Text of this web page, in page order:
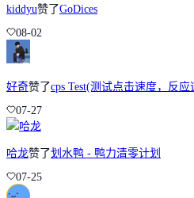
kiddyu赞了GoDices
08-02
好奇赞了cps Test(测试点击速度，反
07-27
哈龙赞了划水鸭 - 鸭力清零计划
07-25